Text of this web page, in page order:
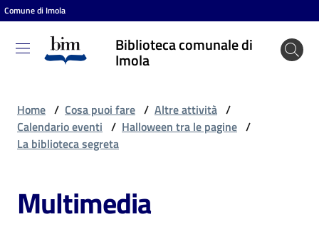
Vai al contenuto
Vai alla navigazione
Vai al footer
Comune di Imola
Biblioteca comunale di
Imola
Biblioteca
comunale
Cosa
Home / Cosa puoi fare / Altre attività /
Calendario eventi / Halloween tra le pagine /
La biblioteca segreta
Multimedia